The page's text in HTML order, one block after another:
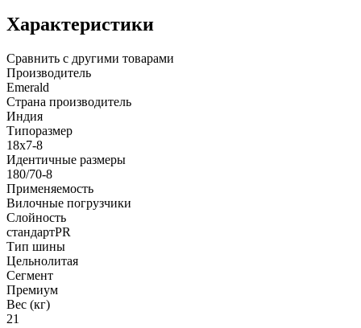
Характеристики
Сравнить с другими товарами
Производитель
Emerald
Страна производитель
Индия
Типоразмер
18x7-8
Идентичные размеры
180/70-8
Применяемость
Вилочные погрузчики
Слойность
стандартPR
Тип шины
Цельнолитая
Сегмент
Премиум
Вес (кг)
21